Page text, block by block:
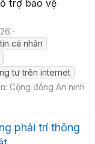
trợ bảo vệ
cá nhân
tư trên internet
Cộng đồng An ninh
phải trí thông